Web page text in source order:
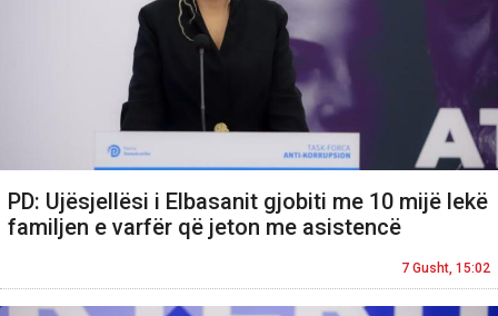
PD: Ujësjellësi i Elbasanit gjobiti me 10 mijë lekë
familjen e varfër që jeton me asistencë
7 Gusht, 15:02